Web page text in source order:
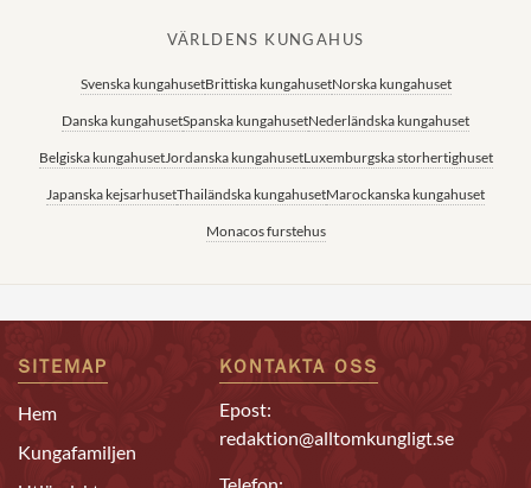
VÄRLDENS KUNGAHUS
Svenska kungahusetBrittiska kungahusetNorska kungahuset
Danska kungahusetSpanska kungahusetNederländska kungahuset
Belgiska kungahusetJordanska kungahusetLuxemburgska storhertighuset
Japanska kejsarhusetThailändska kungahusetMarockanska kungahuset
Monacos furstehus
SITEMAP
Hem
Kungafamiljen
KONTAKTA OSS
Epost:
redaktion@alltomkungligt.se